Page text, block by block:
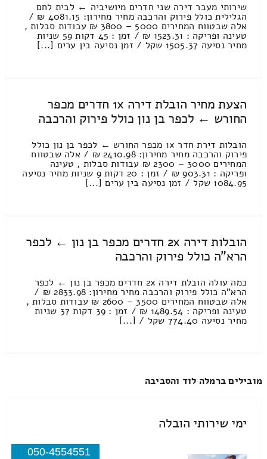
שירותי מעבר דירה שני חדרים מיושיביה ← לבית לחם
הגלילית כולל פירוק והרכבה מחיר מחירון: 4081.15 ₪ /
אלה שבטווח המחירים 5000 – 3800 ₪ עבודות סבלות ,
טעינה ופריקה : 1523.31 ₪ / זמן : 45 דקות 59 שניות
מחיר נסיעה 1505.37 שקל / זמן נסיעה בין ערים [...]
הצעת מחיר הובלת דירה 1x חדרים מכפר
החורש ← לכפר בן נון כולל פירוק והרכבה
הובלות דירת חדר 1x מכפר החורש ← לכפר בן נון כולל
פירוק והרכבה מחיר מחירון: 2410.98 ₪ / אלה שבטווח
המחירים 3000 – 2300 ₪ עבודות סבלות , טעינה
ופריקה : 903.31 ₪ / זמן : 20 דקות 9 שניות מחיר נסיעה
1084.95 שקל / זמן נסיעה בין ערים [...]
הובלות דירה 2x חדרים מכפר בן נון ← לכפר
הרא"ה כולל פירוק והרכבה
כמה עולה הובלת דירה 2x חדרים מכפר בן נון ← לכפר
הרא"ה כולל פירוק והרכבה מחיר מחירון: 2833.98 ₪ /
אלה שבטווח המחירים 3500 – 2600 ₪ עבודות סבלות ,
טעינה ופריקה : 1489.54 ₪ / זמן : 39 דקות 37 שניות
מחיר נסיעה 774.40 שקל / [...]
מובילים ברמלה לוד והסביבה
ימי שירותי הובלה
050-4554551